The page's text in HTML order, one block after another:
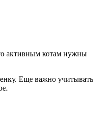
активным котам нужны
Еще важно учитывать